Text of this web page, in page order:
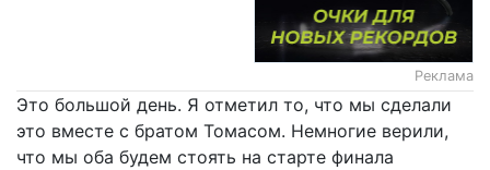
Реклама
Это большой день. Я отметил то, что мы сделали
это вместе с братом Томасом. Немногие верили,
что мы оба будем стоять на старте финала